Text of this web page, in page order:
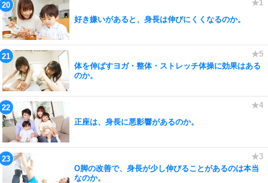
好き嫌いがあると、身長は伸びにくくなるのか。
体を伸ばすヨガ・整体・ストレッチ体操に効果はある
のか。
正座は、身長に悪影響があるのか。
O脚の改善で、身長が少し伸びることがあるのは本当
なのか。